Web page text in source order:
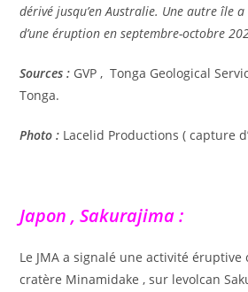
dérivé jusqu’en Australie. Une autre île
d’une éruption en septembre-octobre
Sources : GVP , Tonga Geological
Tonga.
Photo : Lacelid Productions ( capture
Japon , Sakurajima :
Le JMA a signalé une activité
cratère Minamidake , sur levolcan